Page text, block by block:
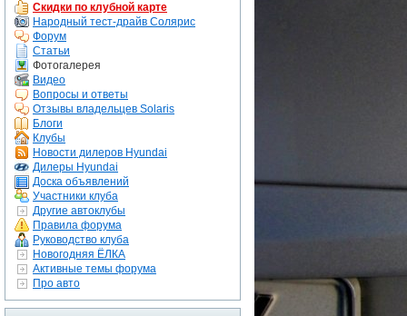
Скидки по клубной карте
Народный тест-драйв Солярис
Форум
Статьи
Фотогалерея
Видео
Вопросы и ответы
Отзывы владельцев Solaris
Блоги
Клубы
Новости дилеров Hyundai
Дилеры Hyundai
Доска объявлений
Участники клуба
Другие автоклубы
Правила форума
Руководство клуба
Новогодняя ЁЛКА
Активные темы форума
Про авто